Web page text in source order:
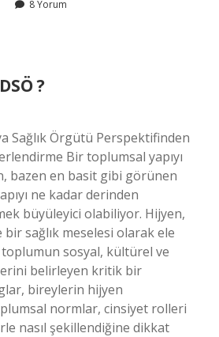
8 Yorum
?
Sağlık Örgütü Perspektifinden
Bir toplumsal yapıyı
bazen en basit gibi görünen
ne kadar derinden
büyüleyici olabiliyor. Hijyen,
bir sağlık meselesi olarak ele
toplumun sosyal, kültürel ve
belirleyen kritik bir
bireylerin hijyen
normlar, cinsiyet rolleri
nasıl şekillendiğine dikkat